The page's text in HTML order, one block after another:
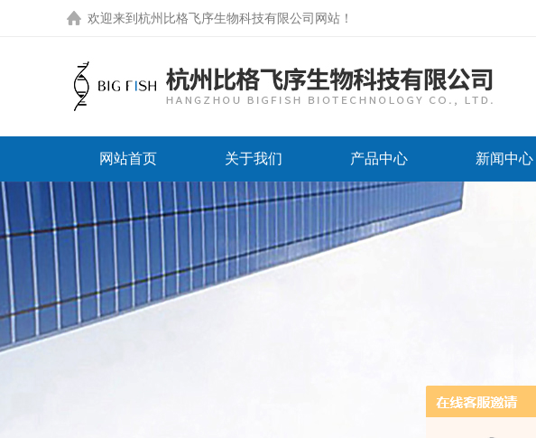
欢迎来到 杭州比格飞序生物科技有限公司网站 ！
网站首页 关于我们 产品中心 新闻中心